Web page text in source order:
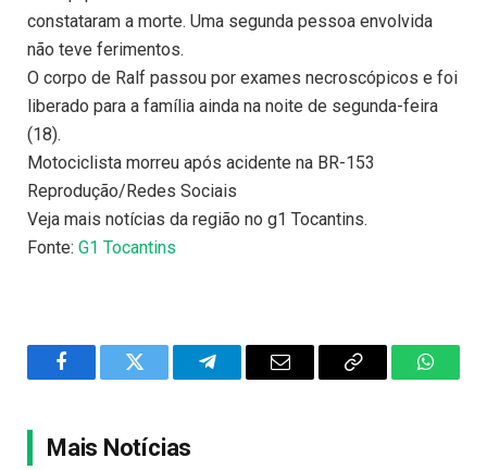
constataram a morte. Uma segunda pessoa envolvida
não teve ferimentos.
O corpo de Ralf passou por exames necroscópicos e foi
liberado para a família ainda na noite de segunda-feira
(18).
Motociclista morreu após acidente na BR-153
Reprodução/Redes Sociais
Veja mais notícias da região no g1 Tocantins.
Fonte: G1 Tocantins
FacebookTwitter TelegramEmail
Copy
Mais Notícias